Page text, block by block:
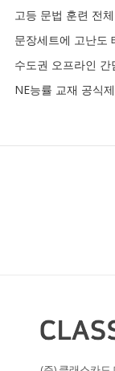
고등 문법 훈련 전
문장세트에 고난도
수도권 오프라인
NE능률 교재 공식